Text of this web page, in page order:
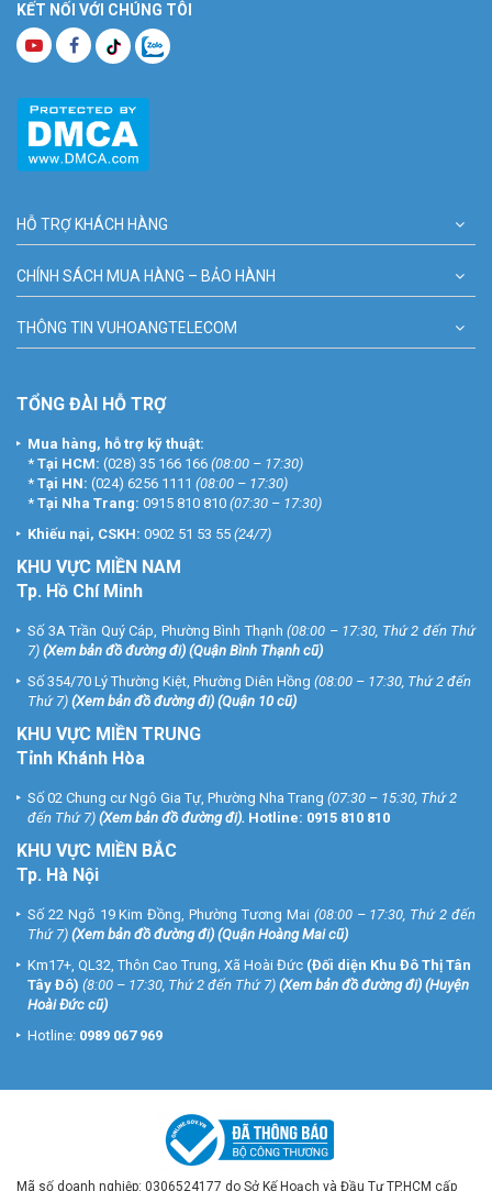
KẾT NỐI VỚI CHÚNG TÔI
HỖ TRỢ KHÁCH HÀNG
CHÍNH SÁCH MUA HÀNG – BẢO HÀNH
THÔNG TIN VUHOANGTELECOM
TỔNG ĐÀI HỖ TRỢ
Mua hàng, hỗ trợ kỹ thuật:
* Tại HCM: (028) 35 166 166 (08:00 – 17:30)
* Tại HN: (024) 6256 1111 (08:00 – 17:30)
* Tại Nha Trang: 0915 810 810 (07:30 – 17:30)
Khiếu nại, CSKH: 0902 51 53 55 (24/7)
KHU VỰC MIỀN NAM
Tp. Hồ Chí Minh
Số 3A Trần Quý Cáp, Phường Bình Thạnh (08:00 – 17:30, Thứ 2 đến Thứ
7) (Xem bản đồ đường đi) (Quận Bình Thạnh cũ)
Số 354/70 Lý Thường Kiệt, Phường Diên Hồng (08:00 – 17:30, Thứ 2 đến
Thứ 7) (Xem bản đồ đường đi) (Quận 10 cũ)
KHU VỰC MIỀN TRUNG
Tỉnh Khánh Hòa
Số 02 Chung cư Ngô Gia Tự, Phường Nha Trang (07:30 – 15:30, Thứ 2
đến Thứ 7) (Xem bản đồ đường đi). Hotline: 0915 810 810
KHU VỰC MIỀN BẮC
Tp. Hà Nội
Số 22 Ngõ 19 Kim Đồng, Phường Tương Mai (08:00 – 17:30, Thứ 2 đến
Thứ 7) (Xem bản đồ đường đi) (Quận Hoàng Mai cũ)
Km17+, QL32, Thôn Cao Trung, Xã Hoài Đức (Đối diện Khu Đô Thị Tân
Tây Đô) (8:00 – 17:30, Thứ 2 đến Thứ 7) (Xem bản đồ đường đi) (Huyện
Hoài Đức cũ)
Hotline: 0989 067 969
Mã số doanh nghiệp: 0306524177 do Sở Kế Hoạch và Đầu Tư TP.HCM cấp